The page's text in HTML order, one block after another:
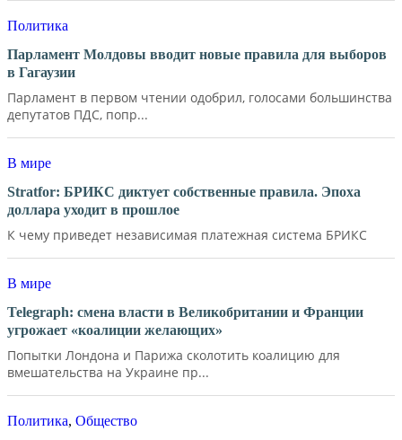
Политика
Парламент Молдовы вводит новые правила для выборов
в Гагаузии
Парламент в первом чтении одобрил, голосами большинства
депутатов ПДС, попр...
В мире
Stratfor: БРИКС диктует собственные правила. Эпоха
доллара уходит в прошлое
К чему приведет независимая платежная система БРИКС
В мире
Telegraph: смена власти в Великобритании и Франции
угрожает «коалиции желающих»
Попытки Лондона и Парижа сколотить коалицию для
вмешательства на Украине пр...
Политика, Общество